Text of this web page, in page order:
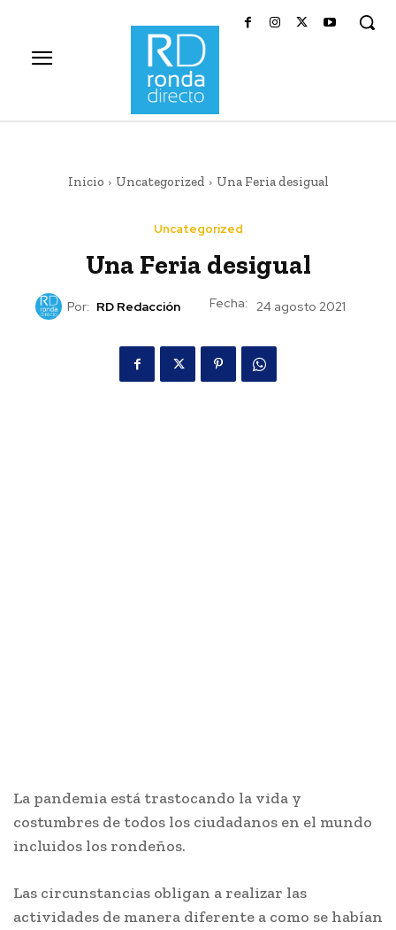
Inicio Uncategorized Una Feria desigual
Uncategorized
Una Feria desigual
Por: RD Redacción Fecha: 24 agosto 2021
La pandemia está trastocando la vida y
costumbres de todos los ciudadanos en el mundo
incluidos los rondeños.
Las circunstancias obligan a realizar las
actividades de manera diferente a como se habían